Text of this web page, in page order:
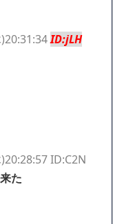
ID:jLH
ID:C2N
た